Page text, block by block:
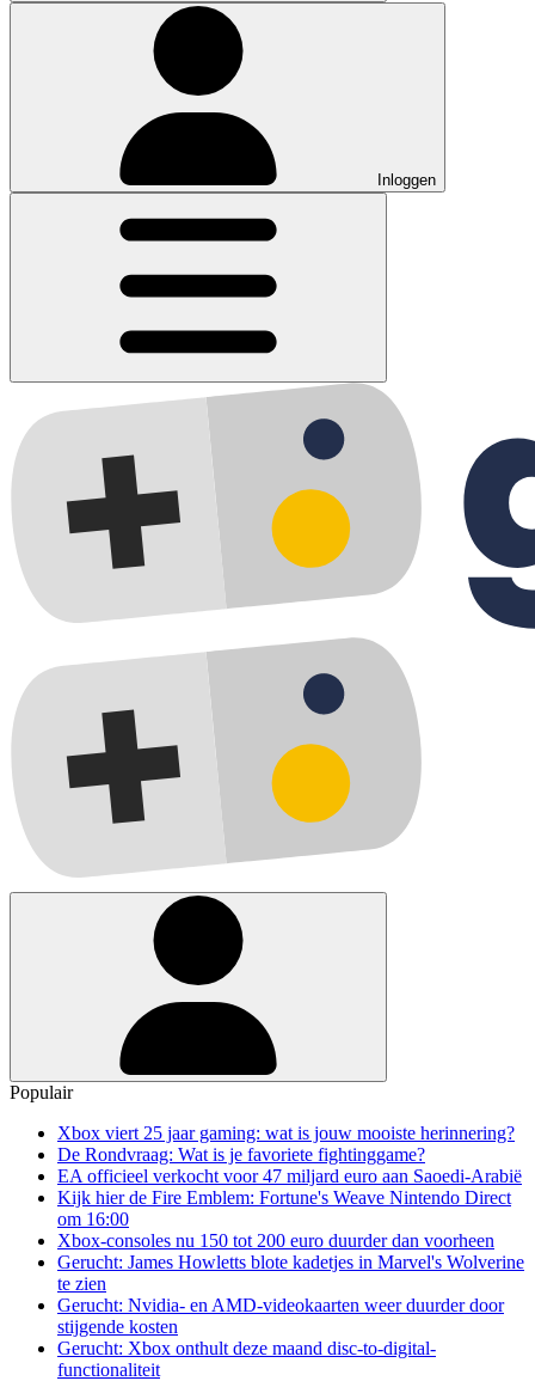
Inloggen
Populair
Xbox viert 25 jaar gaming: wat is jouw mooiste herinnering?
De Rondvraag: Wat is je favoriete fightinggame?
EA officieel verkocht voor 47 miljard euro aan Saoedi-Arabië
Kijk hier de Fire Emblem: Fortune's Weave Nintendo Direct
om 16:00
Xbox-consoles nu 150 tot 200 euro duurder dan voorheen
Gerucht: James Howletts blote kadetjes in Marvel's Wolverine
te zien
Gerucht: Nvidia- en AMD-videokaarten weer duurder door
stijgende kosten
Gerucht: Xbox onthult deze maand disc-to-digital-
functionaliteit